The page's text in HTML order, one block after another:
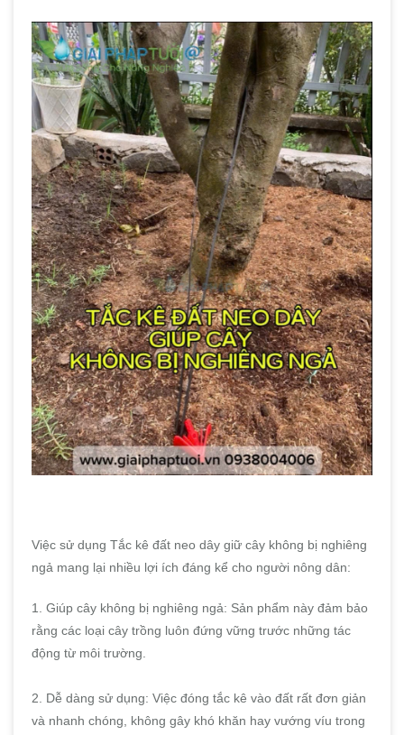
Việc sử dụng Tắc kê đất neo dây giữ cây không bị nghiêng
ngả mang lại nhiều lợi ích đáng kể cho người nông dân:
1. Giúp cây không bị nghiêng ngả: Sản phẩm này đảm bảo
rằng các loại cây trồng luôn đứng vững trước những tác
động từ môi trường.
2. Dễ dàng sử dụng: Việc đóng tắc kê vào đất rất đơn giản
và nhanh chóng, không gây khó khăn hay vướng víu trong